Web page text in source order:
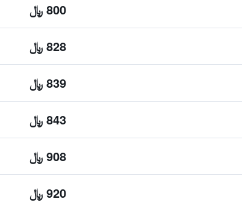
800 ﷼
828 ﷼
839 ﷼
843 ﷼
908 ﷼
920 ﷼